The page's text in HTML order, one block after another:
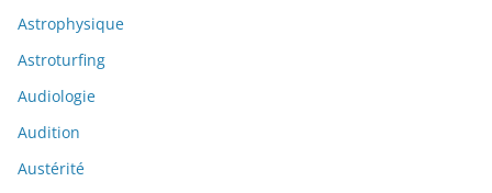
Astrophysique
Astroturfing
Audiologie
Audition
Austérité